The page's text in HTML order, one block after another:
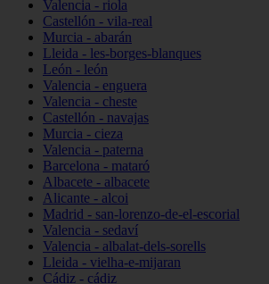
Valencia - riola
Castellón - vila-real
Murcia - abarán
Lleida - les-borges-blanques
León - león
Valencia - enguera
Valencia - cheste
Castellón - navajas
Murcia - cieza
Valencia - paterna
Barcelona - mataró
Albacete - albacete
Alicante - alcoi
Madrid - san-lorenzo-de-el-escorial
Valencia - sedaví
Valencia - albalat-dels-sorells
Lleida - vielha-e-mijaran
Cádiz - cádiz